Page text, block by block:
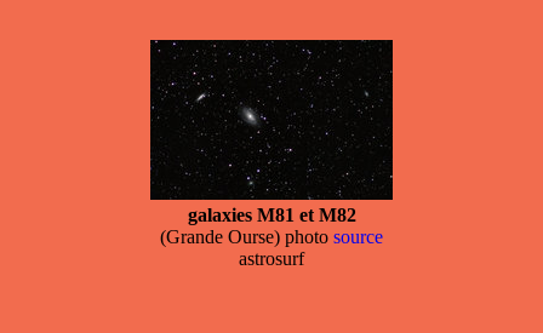
galaxies M81 et M82
(Grande Ourse) photo source
astrosurf